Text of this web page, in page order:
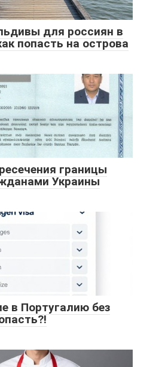
для россиян в
попасть на острова
границы
Украины
в Португалию без